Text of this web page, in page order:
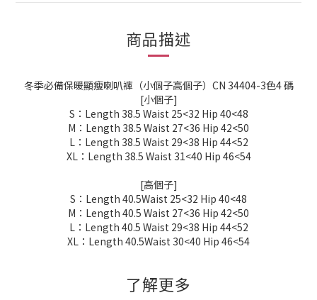
商品描述
冬季必備保暖顯瘦喇叭褲（小個子高個子）CN 34404-3色4 碼
[小個子]
S：Length 38.5 Waist 25<32 Hip 40<48
M：Length 38.5 Waist 27<36 Hip 42<50
L：Length 38.5 Waist 29<38 Hip 44<52
XL：Length 38.5 Waist 31<40 Hip 46<54
[高個子]
S：Length 40.5Waist 25<32 Hip 40<48
M：Length 40.5 Waist 27<36 Hip 42<50
L：Length 40.5 Waist 29<38 Hip 44<52
XL：Length 40.5Waist 30<40 Hip 46<54
了解更多